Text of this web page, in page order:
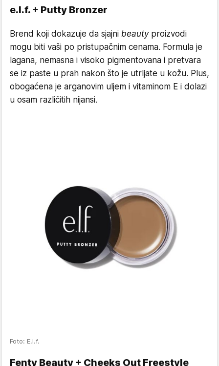
e.l.f. + Putty Bronzer
Brend koji dokazuje da sjajni beautyproizvodi
mogu biti vaši po pristupačnim cenama. Formula je
lagana, nemasna i visoko pigmentovana i pretvara
se iz paste u prah nakon što je utrljate u kožu. Plus,
obogaćena je arganovim uljem i vitaminom E i dolazi
u osam različitih nijansi.
Foto: E.l.f.
Fenty Beauty + Cheeks Out Freestyle